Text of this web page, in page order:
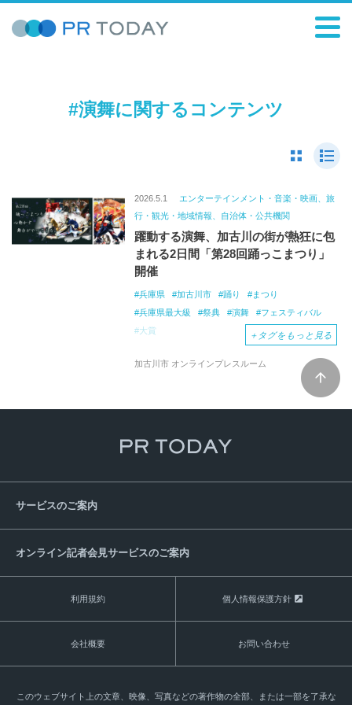
#演舞に関するコンテンツ
2026.5.1
エンターテインメント・音楽・映画、旅
行・観光・地域情報、自治体・公共機関
躍動する演舞、加古川の街が熱狂に包
まれる2日間「第28回踊っこまつり」
開催
兵庫県 加古川市 踊り
まつり
兵庫県最大級
祭典 演舞
フェスティバル
大賞
＋ タグをもっと見る
加古川市 オンラインプレスルーム
サービスのご案内
オンライン記者会見サービスのご案内
利用規約 個人情報保護方針
会社概要 お問い合わせ
このウェブサイト上の文章、映像、写真などの著作物の全部、または一部を了承な